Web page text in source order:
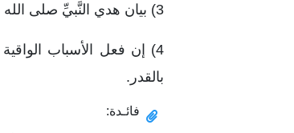
3) بيان هدي النَّبيِّ صلى الله عليه وسلم ألا يُقدم العبد علىٰ ما فيه الهلكة والضرر عليه أو علىٰ غيره.
4) إن فعل الأسباب
بالقدر.
فائـدة: